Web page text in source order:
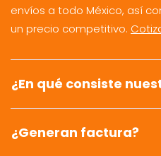
envíos a todo México, así
un precio competitivo.
¿En qué consiste
¿Generan factura?